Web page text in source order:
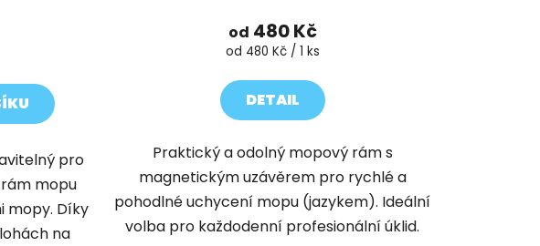
pro
mopu
mopy. Díky
na
od 480 Kč
Měrná
od 480 Kč / 1 ks
DETAIL
Praktický a odolný mopový rám s
magnetickým uzávěrem pro rychlé a
pohodlné uchycení mopu (jazykem). Ideální
volba pro každodenní profesionální úklid.